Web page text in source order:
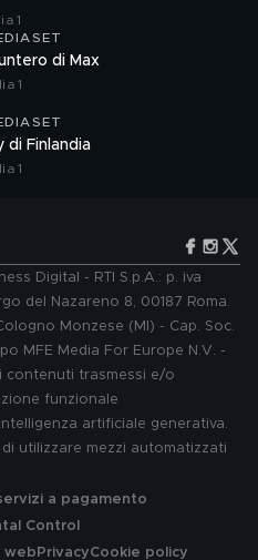
1
di Max
1
di Finlandia
1
Digital - RTI S.p.A.: p. iva
del Nazareno 8, 00187 Roma.
Monzese (MI) - Cap. Soc.
MFE Media For Europe N.V. -
contenuti trasmessi e/o
funzionale
artificiale generativa.
utilizzare mezzi automatizzati
a pagamento
Control
web PrivacyCookie policy